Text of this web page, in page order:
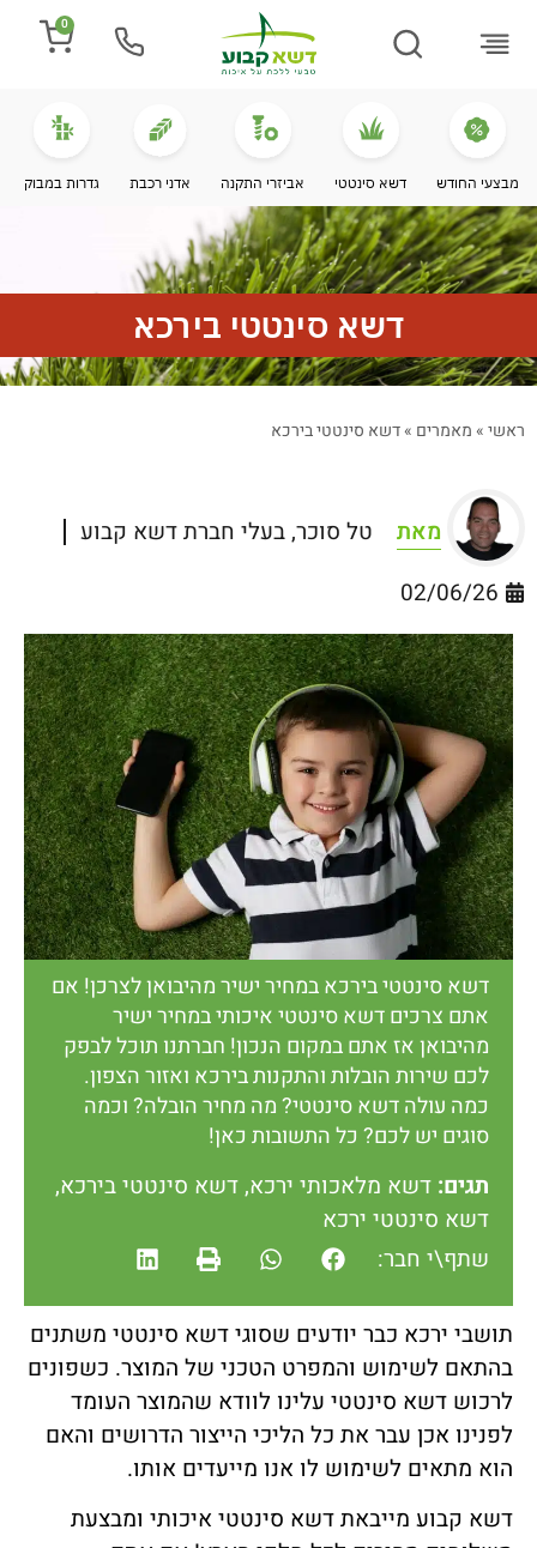
0
מבצעי החודש דשא סינטטי אביזרי התקנה אדני רכבת גדרות במבוק
דשא סינטטי בירכא
ראשי»מאמרים »דשא סינטטי בירכא
מאת
טל סוכר, בעלי חברת דשא קבוע
02/06/26
דשא סינטטי בירכא במחיר ישיר מהיבואן לצרכן! אם
אתם צרכים דשא סינטטי איכותי במחיר ישיר
מהיבואן אז אתם במקום הנכון! חברתנו תוכל לבפק
לכם שירות הובלות והתקנות בירכא ואזור הצפון.
כמה עולה דשא סינטטי? מה מחיר הובלה? וכמה
סוגים יש לכם? כל התשובות כאן!
תגים: דשא מלאכותי ירכא,דשא סינטטי בירכא,
דשא סינטטי ירכא
שתף\י חבר:
תושבי ירכא כבר יודעים שסוגי דשא סינטטי משתנים
בהתאם לשימוש והמפרט הטכני של המוצר. כשפונים
לרכוש דשא סינטטי עלינו לוודא שהמוצר העומד
לפנינו אכן עבר את כל הליכי הייצור הדרושים והאם
הוא מתאים לשימוש לו אנו מייעדים אותו.
דשא קבוע מייבאת דשא סינטטי איכותי ומבצעת